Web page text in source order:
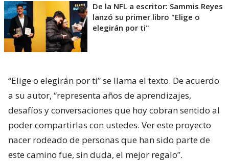
De la NFL a escritor: Sammis Reyes
lanzó su primer libro "Elige o
elegirán por ti"
“Elige o elegirán por ti” se llama el texto. De acuerdo
a su autor, “representa años de aprendizajes,
desafíos y conversaciones que hoy cobran sentido al
poder compartirlas con ustedes. Ver este proyecto
nacer rodeado de personas que han sido parte de
este camino fue, sin duda, el mejor regalo”.